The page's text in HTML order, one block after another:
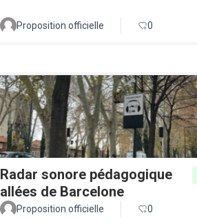
Proposition officielle 0
Radar sonore pédagogique
allées de Barcelone
Proposition officielle 0